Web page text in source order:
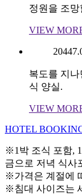
정원을 조
VIEW
204
복도를 지
식 양실.
VIEW
HOTEL
※1박 조식 포함,
금으로 저녁 식사
※가격은 계절에
※침대 사이즈는